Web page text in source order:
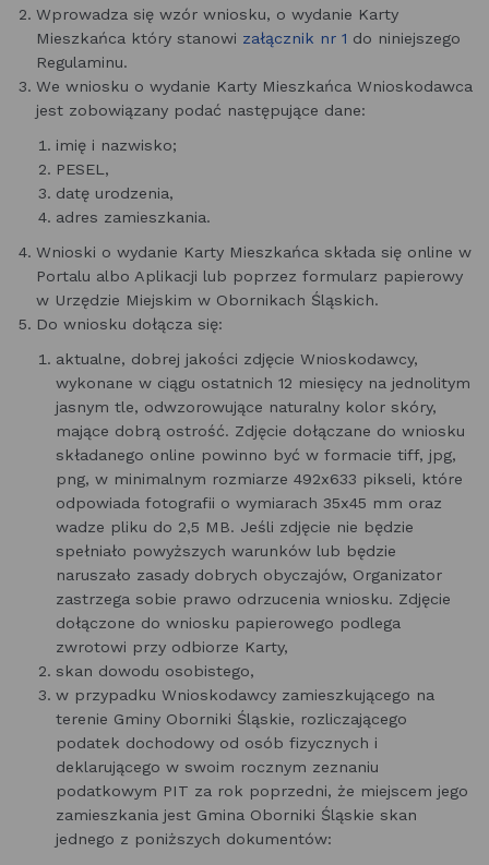
Wprowadza się wzór wniosku, o wydanie Karty
Mieszkańca który stanowi załącznik nr 1 do niniejszego
Regulaminu.
We wniosku o wydanie Karty Mieszkańca Wnioskodawca
jest zobowiązany podać następujące dane:
imię i nazwisko;
PESEL,
datę urodzenia,
adres zamieszkania.
Wnioski o wydanie Karty Mieszkańca składa się online w
Portalu albo Aplikacji lub poprzez formularz papierowy
w Urzędzie Miejskim w Obornikach Śląskich.
Do wniosku dołącza się:
aktualne, dobrej jakości zdjęcie Wnioskodawcy,
wykonane w ciągu ostatnich 12 miesięcy na jednolitym
jasnym tle, odwzorowujące naturalny kolor skóry,
mające dobrą ostrość. Zdjęcie dołączane do wniosku
składanego online powinno być w formacie tiff, jpg,
png, w minimalnym rozmiarze 492x633 pikseli, które
odpowiada fotografii o wymiarach 35x45 mm oraz
wadze pliku do 2,5 MB. Jeśli zdjęcie nie będzie
spełniało powyższych warunków lub będzie
naruszało zasady dobrych obyczajów, Organizator
zastrzega sobie prawo odrzucenia wniosku. Zdjęcie
dołączone do wniosku papierowego podlega
zwrotowi przy odbiorze Karty,
skan dowodu osobistego,
w przypadku Wnioskodawcy zamieszkującego na
terenie Gminy Oborniki Śląskie, rozliczającego
podatek dochodowy od osób fizycznych i
deklarującego w swoim rocznym zeznaniu
podatkowym PIT za rok poprzedni, że miejscem jego
zamieszkania jest Gmina Oborniki Śląskie skan
jednego z poniższych dokumentów: